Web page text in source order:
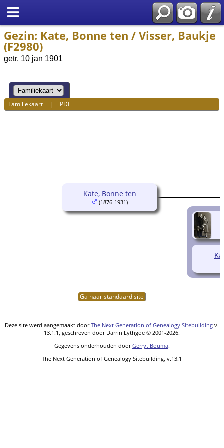
Gezin: Kate, Bonne ten / Visser, Baukje
(F2980)
getr. 10 jan 1901
Familiekaart | PDF
Kate, Bonne ten
(1876-1931)
Ga naar standaard site
Deze site werd aangemaakt doorThe Next Generation of Genealogy Sitebuilding v.
13.1.1, geschreven door Darrin Lythgoe © 2001-2026.
Gegevens onderhouden doorGerryt Bouma.
The Next Generation of Genealogy Sitebuilding, v.13.1